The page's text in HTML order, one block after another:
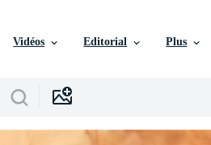
Vidéos Editorial Plus